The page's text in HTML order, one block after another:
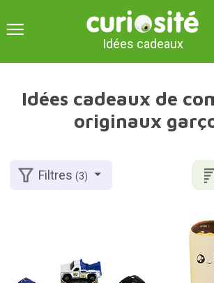
Idées cadeaux
Idées cadeaux de
originaux
Filtres(3)